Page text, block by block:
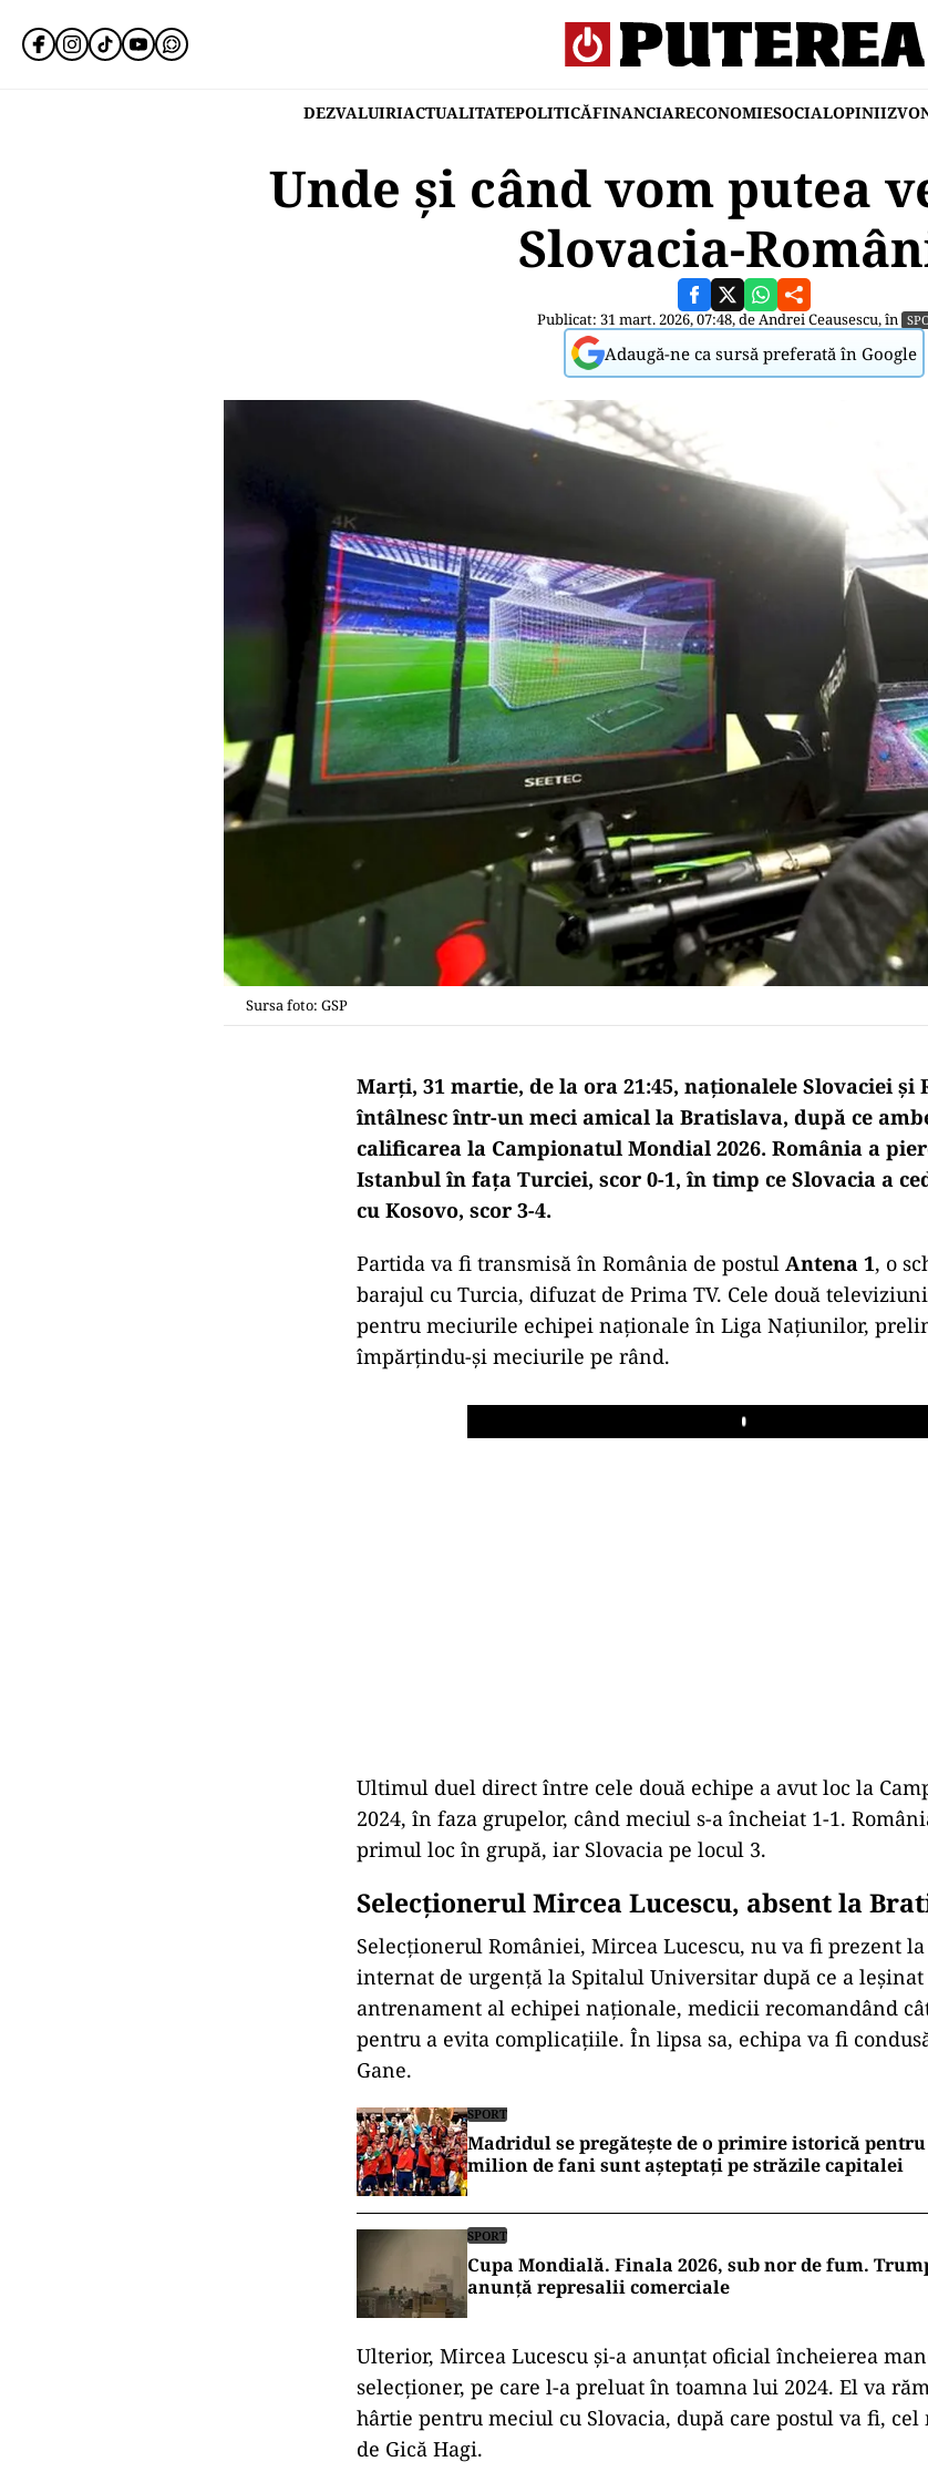
DEZVALUIRIACTUALITATEPOLITICĂFINANCIARECONOMIESOCIALOPINII
Unde și când vom putea
Slovacia-
Publicat: 31 mart. 2026, 07:48, deAndrei Ceausescu, în
Adaugă-ne ca sursă preferată în Google
Sursa foto: GSP
Marți, 31 martie, de la ora 21:45, naționalele Slovaciei și
întâlnesc într-un meci amical la Bratislava, după ce
calificarea la Campionatul Mondial 2026. România a
Istanbul în fața Turciei, scor 0-1, în timp ce Slovacia a
cu Kosovo, scor 3-4.
Partida va fi transmisă în România de postul Antena 1, o
barajul cu Turcia, difuzat de Prima TV. Cele două
pentru meciurile echipei naționale în Liga Națiunilor,
împărțindu-și meciurile pe rând.
Play
Ultimul duel direct între cele două echipe a avut loc la
2024, în faza grupelor, când meciul s-a încheiat 1-1.
primul loc în grupă, iar Slovacia pe locul 3.
Selecționerul Mircea Lucescu, absent la
Selecționerul României, Mircea Lucescu, nu va fi prezent
internat de urgență la Spitalul Universitar după ce a
antrenament al echipei naționale, medicii recomandând
pentru a evita complicațiile. În lipsa sa, echipa va fi
Gane.
SPORT
Madridul se pregătește de o primire istorică
milion de fani sunt așteptați pe străzile capitalei
SPORT
Cupa Mondială. Finala 2026, sub nor de fum.
anunță represalii comerciale
Ulterior, Mircea Lucescu și-a anunțat oficial încheierea
selecționer, pe care l-a preluat în toamna lui 2024. El va
hârtie pentru meciul cu Slovacia, după care postul va fi,
de Gică Hagi.